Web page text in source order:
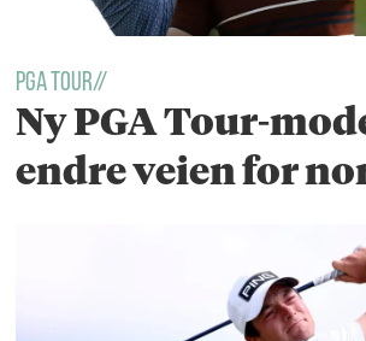
PGA Tour//
Ny PGA Tour-
endre veien for